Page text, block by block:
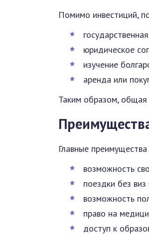
Помимо инвестиций,
юридическое
изучение
аренда или
Таким образом, общая
Главные
возможность
поездки без
возможность
право на
доступ к